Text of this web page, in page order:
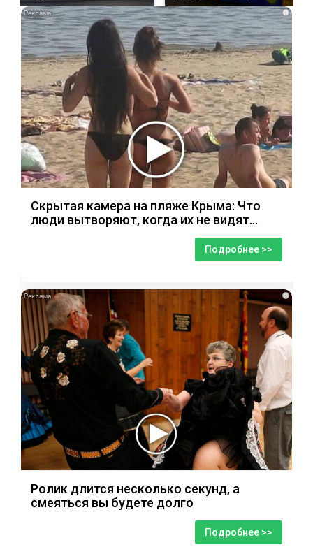
i
Скрытая камера на пляже Крыма: Что
люди вытворяют, когда их не видят...
Подробнее >>
i
Ролик длится несколько секунд, а
смеяться вы будете долго
Подробнее >>